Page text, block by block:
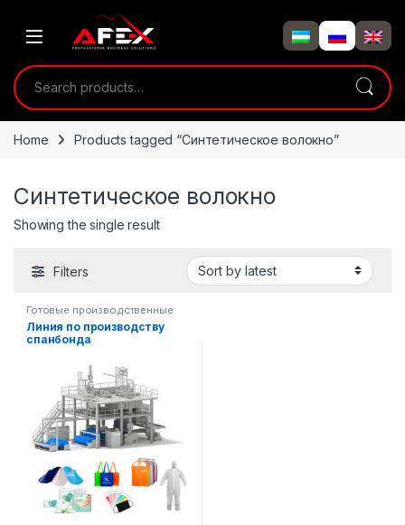
Search for:
Home Products tagged “Синтетическое волокно”
Синтетическое волокно
Showing the single result
Filters
Готовые производственные
линии
Линия по производству
спанбонда